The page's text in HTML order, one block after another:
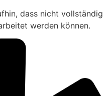
dass nicht vollständig
werden können.